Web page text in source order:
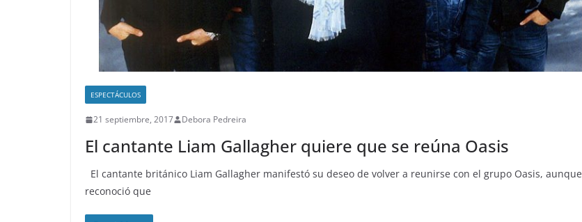
ESPECTÁCULOS
21 septiembre, 2017 Debora Pedreira
El cantante Liam Gallagher quiere que se reúna Oasis
El cantante británico Liam Gallagher manifestó su deseo de volver a reunirse con el grupo Oasis, aunque
reconoció que